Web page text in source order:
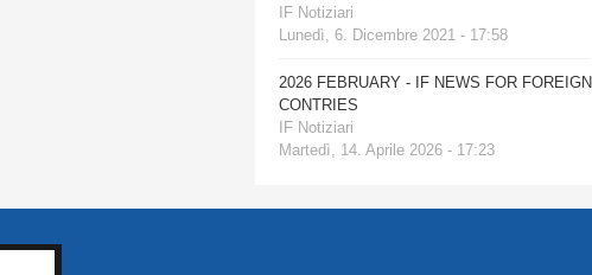
IF Notiziari
Lunedì, 6. Dicembre 2021 - 17:58
2026 FEBRUARY - IF NEWS FOR FOREIGN
CONTRIES
IF Notiziari
Martedì, 14. Aprile 2026 - 17:23